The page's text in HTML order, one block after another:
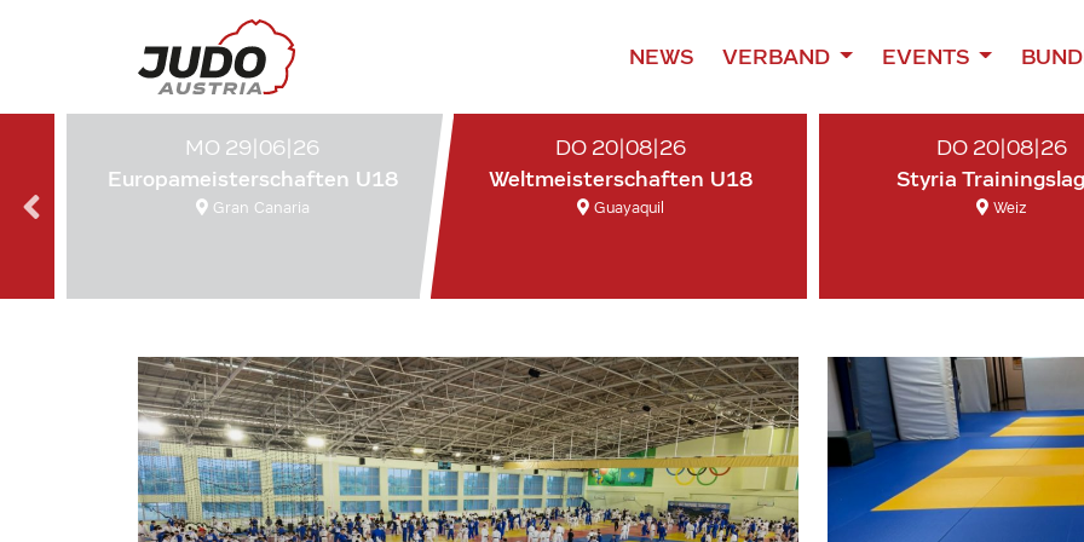
NEWS VERBAND EVENTS
MO 29|06|26
Europameisterschaften U18
Gran Canaria
DO 20|08|26
Weltmeisterschaften U18
Guayaquil
DO 20|08|26
Styria
Weiz